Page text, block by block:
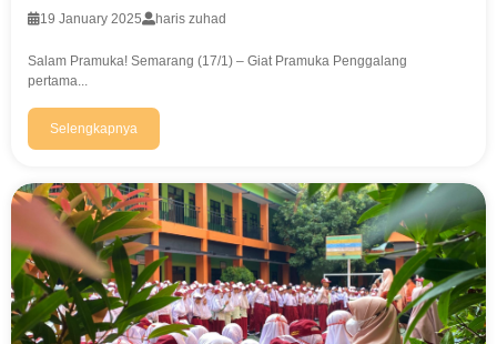
19 January 2025 haris zuhad
Salam Pramuka! Semarang (17/1) – Giat Pramuka Penggalang
pertama...
Selengkapnya